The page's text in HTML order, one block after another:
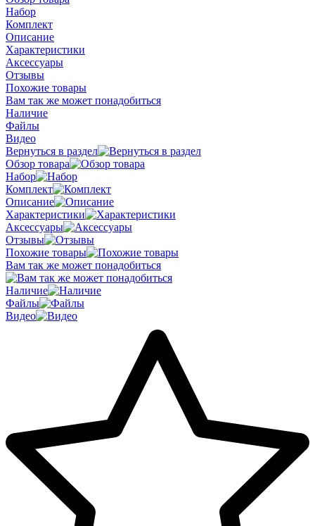
Набор
Комплект
Описание
Характеристики
Аксессуары
Отзывы
Похожие товары
Вам так же может понадобиться
Наличие
Файлы
Видео
Вернуться в раздел
Обзор товара
Набор
Комплект
Описание
Характеристики
Аксессуары
Отзывы
Похожие товары
Вам так же может понадобиться
Наличие
Файлы
Видео